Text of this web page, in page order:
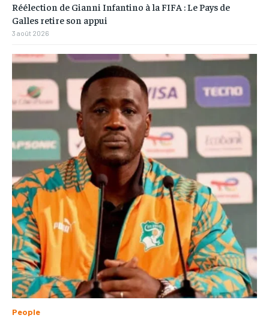
Réélection de Gianni Infantino à la FIFA : Le Pays de
Galles retire son appui
3 août 2026
People